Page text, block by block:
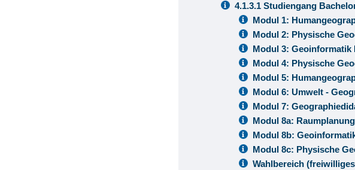
4.1.3.1 Studiengang
Modul 1:
Modul 2: Physische
Modul 3: Geoinformatik
Modul 4: Physische
Modul 5:
Modul 6: Umwelt -
Modul 7:
Modul 8a:
Modul 8b:
Modul 8c: Physische
Wahlbereich